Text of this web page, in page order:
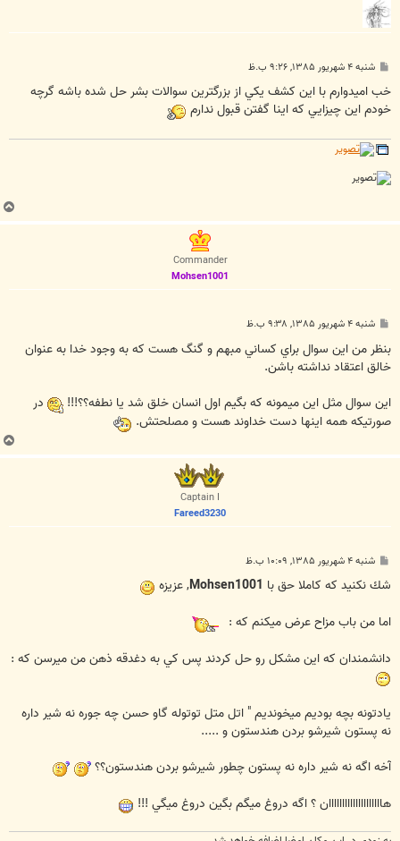
پ
ت
شنبه ۴ شهریور ۱۳۸۵, ۹:۲۶ ب.ظ
خب اميدوارم با اين کشف يکي از بزرگترين سوالات بشر حل شده باشه گرچه
خودم اين چيزايي که اينا گفتن قبول ندارم
ب
ا
Commander
Mohsen1001
پ
ت
شنبه ۴ شهریور ۱۳۸۵, ۹:۳۸ ب.ظ
بنظر من اين سوال براي کساني مبهم و گنگ هست که به وجود خدا به عنوان
خالق اعتقاد نداشته باشن.
اين سوال مثل اين ميمونه که بگيم اول انسان خلق شد يا نطفه؟؟!!!
در
صورتيکه همه اينها دست خداوند هست و مصلحتش.
ب
ا
Captain I
Fareed3230
پ
ت
شنبه ۴ شهریور ۱۳۸۵, ۱۰:۰۹ ب.ظ
شك نكنيد كه كاملا حق با Mohsen1001, عزيزه
اما من باب مزاح عرض ميكنم كه :
دانشمندان كه اين مشكل رو حل كردند پس كي به دغدقه ذهن من ميرسن كه :
يادتونه بچه بوديم ميخونديم " اتل متل توتوله گاو حسن چه جوره نه شير داره
نه پستون شيرشو بردن هندستون و .....
آخه اگه نه شير داره نه پستون چطور شيرشو بردن هندستون؟؟
هاااااااااااااااااااان ؟ اگه دروغ ميگم بگين دروغ ميگي !!!